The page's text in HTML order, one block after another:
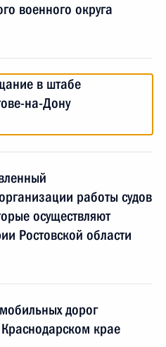
военного округа
в штабе
на-Дону
работы судов
осуществляют
Ростовской области
дорог
крае